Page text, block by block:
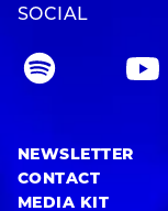
SOCIAL
NEWSLETTER
CONTACT
MEDIA KIT